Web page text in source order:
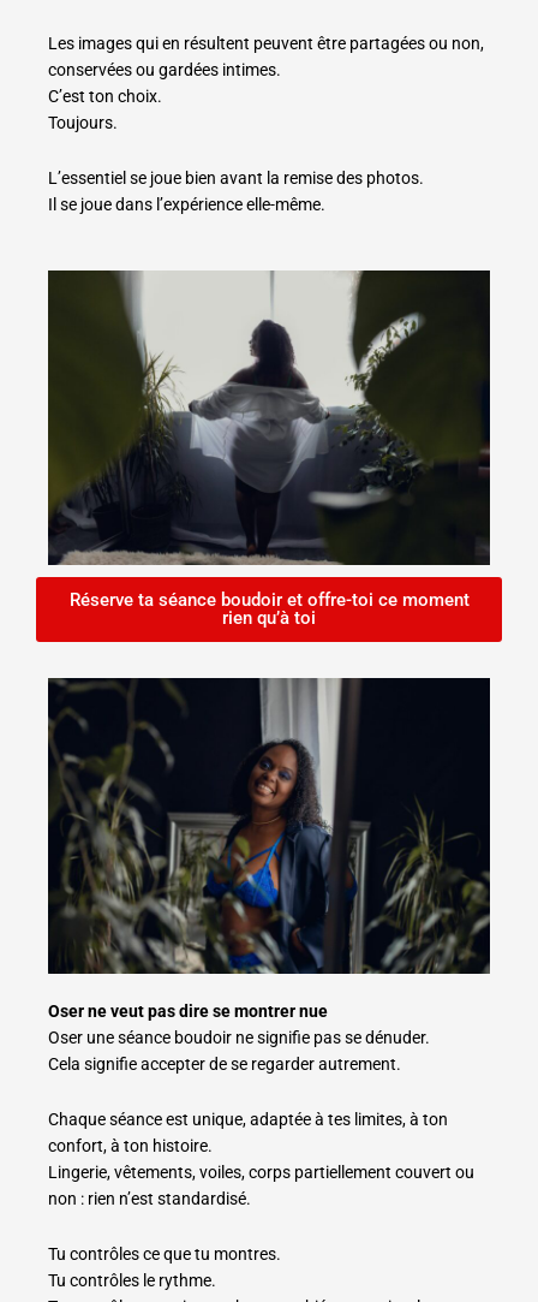
Les images qui en résultent peuvent être partagées ou non,
conservées ou gardées intimes.
C’est ton choix.
Toujours.
L’essentiel se joue bien avant la remise des photos.
Il se joue dans l’expérience elle-même.
Réserve ta séance boudoir et offre-toi ce moment
rien qu’à toi
Oser ne veut pas dire se montrer nue
Oser une séance boudoir ne signifie pas se dénuder.
Cela signifie accepter de se regarder autrement.
Chaque séance est unique, adaptée à tes limites, à ton
confort, à ton histoire.
Lingerie, vêtements, voiles, corps partiellement couvert ou
non : rien n’est standardisé.
Tu contrôles ce que tu montres.
Tu contrôles le rythme.